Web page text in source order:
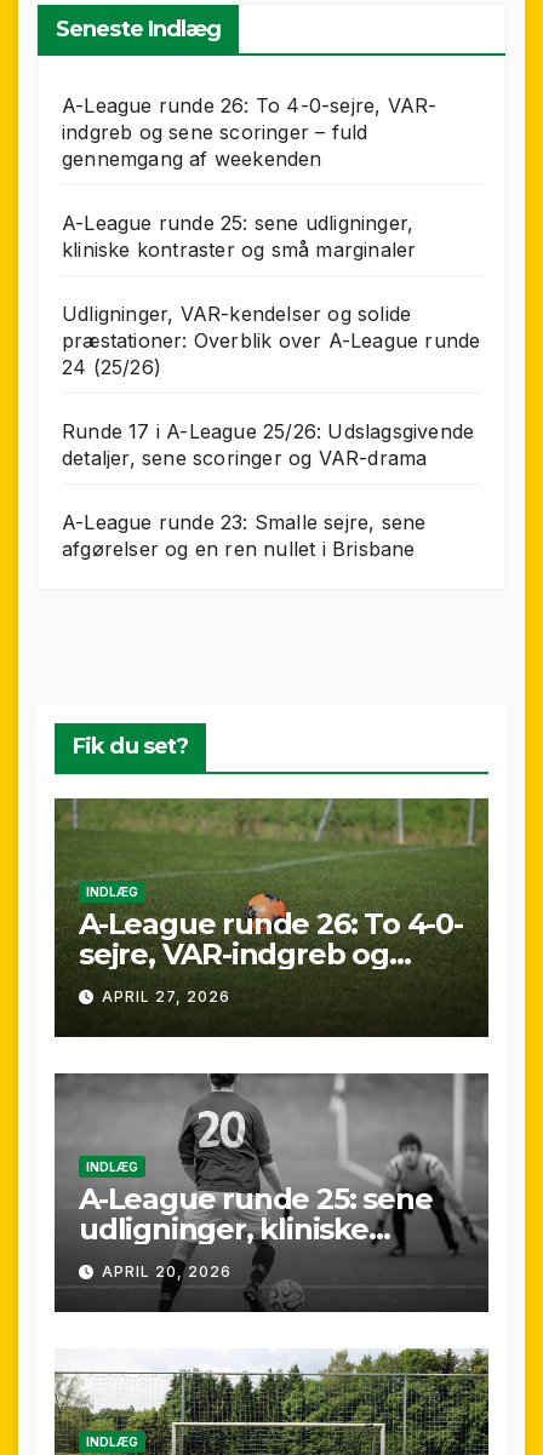
Seneste Indlæg
A-League runde 26: To 4-0-sejre, VAR-
indgreb og sene scoringer – fuld
gennemgang af weekenden
A-League runde 25: sene udligninger,
kliniske kontraster og små marginaler
Udligninger, VAR-kendelser og solide
præstationer: Overblik over A-League runde
24 (25/26)
Runde 17 i A-League 25/26: Udslagsgivende
detaljer, sene scoringer og VAR-drama
A-League runde 23: Smalle sejre, sene
afgørelser og en ren nullet i Brisbane
Fik du set?
INDLÆG
A-League runde 26: To 4-0-
sejre, VAR-indgreb og
sene scoringer – fuld
gennemgang af
weekenden
APRIL 27, 2026
INDLÆG
A-League runde 25: sene
udligninger, kliniske
kontraster og små
marginaler
APRIL 20, 2026
INDLÆG